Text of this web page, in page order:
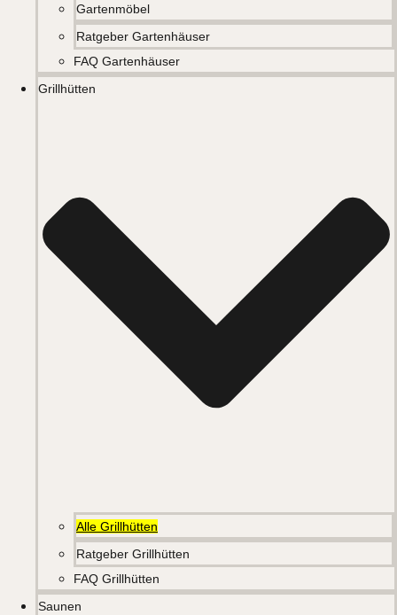
Gartenmöbel
Ratgeber Gartenhäuser
FAQ Gartenhäuser
Grillhütten
Alle Grillhütten
Ratgeber Grillhütten
FAQ Grillhütten
Saunen